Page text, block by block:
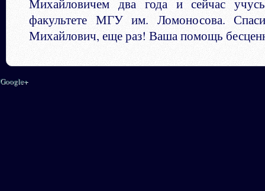
Михайловичем два года и сейчас
факультете МГУ им. Ломоносова.
Михайлович, еще раз! Ваша помощь
Google+